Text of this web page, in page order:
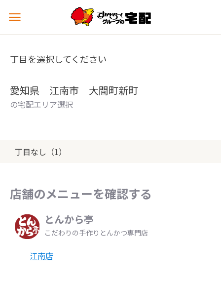
メ
ュ
を
丁目を選択してください
愛知県 江南市 大間町新町
の宅配エリア選択
丁目なし（1）
店舗のメニューを確認する
とんから亭
こだわりの手作りとんかつ専門店
江南店